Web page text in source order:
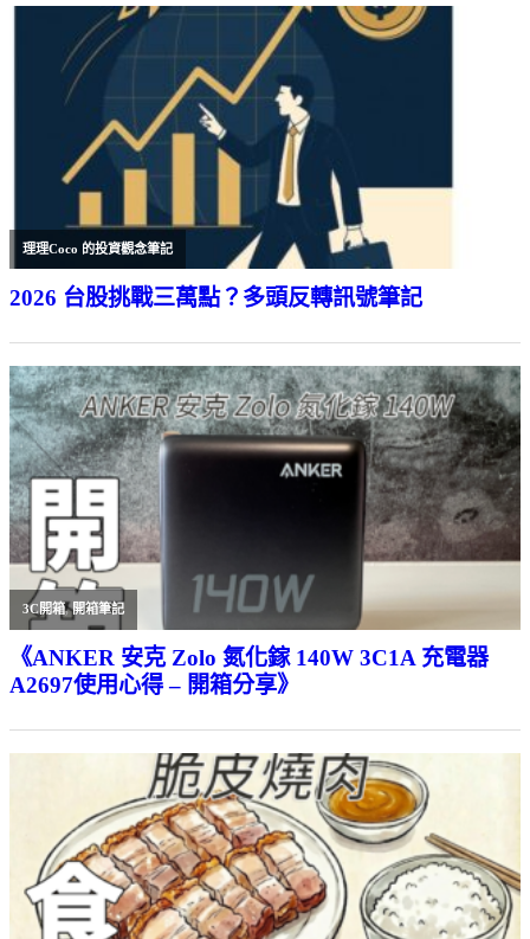
理理Coco 的投資觀念筆記
2026 台股挑戰三萬點？多頭反轉訊號筆記
3C開箱,開箱筆記
《ANKER 安克 Zolo 氮化鎵 140W 3C1A 充電器
A2697使用心得 – 開箱分享》